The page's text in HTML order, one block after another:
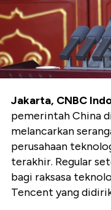
Jakarta, CNBC
pemerintah China
melancarkan
perusahaan
terakhir. Regular
bagi raksasa
Tencent yang